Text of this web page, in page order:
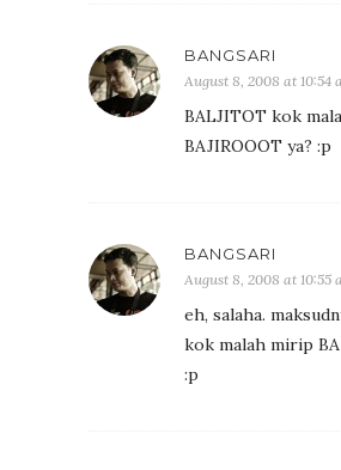
BANGSARI
August 8, 2008 at 10:54
BALJITOT kok
BAJIROOOT ya? :p
BANGSARI
August 8, 2008 at 10:55
eh, salaha.
kok malah mirip
:p